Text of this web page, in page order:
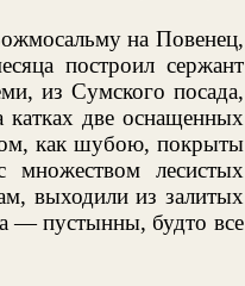
на Повенец,
построил сержант
из Сумского посада,
катках две оснащенных
как шубою, покрыты
лесистых
выходили из залитых
— пустынны, будто все